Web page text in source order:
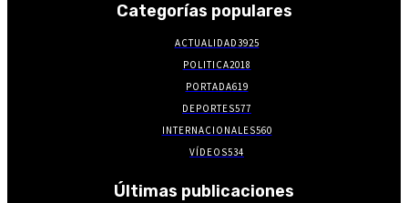
Categorías populares
ACTUALIDAD3925
POLITICA2018
PORTADA619
DEPORTES577
INTERNACIONALES560
VÍDEOS534
Últimas publicaciones